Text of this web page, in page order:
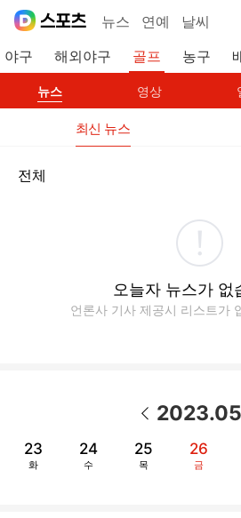
뉴스 연예 날씨
야구 해외야구 골프 농구
뉴스 영상
최신 뉴스
전체
오늘자 뉴스가 없
언론사 기사 제공시 리스트가
2023.05
23
화
24
수
25
목
26
금